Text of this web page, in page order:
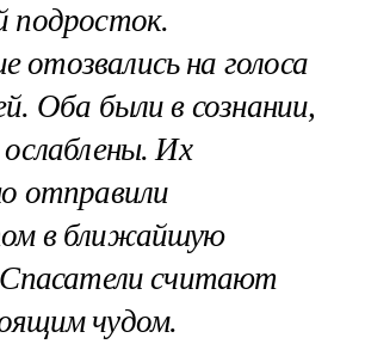
подросток.
на голоса
Оба были в сознании,
Их
отправили
в ближайшую
Спасатели считают
чудом.